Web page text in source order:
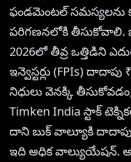
ఫండమెంటల్ సమస్యలను
పరిగణనలోకి
2026లో తీవ్ర ఒత్తిడిని
ఇన్వెస్టర్లు (FPIs) దాదాపు
నిధులు వెనక్కి
Timken India స్టాక్
దాని బుక్ వాల్యూకి దాదాపు
ఇది అధిక వాల్యుయేషన్.